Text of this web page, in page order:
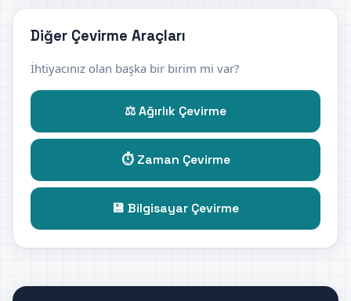
Diğer Çevirme Araçları
İhtiyacınız olan başka bir birim mi var?
⚖️ Ağırlık Çevirme
⏱️ Zaman Çevirme
💾 Bilgisayar Çevirme